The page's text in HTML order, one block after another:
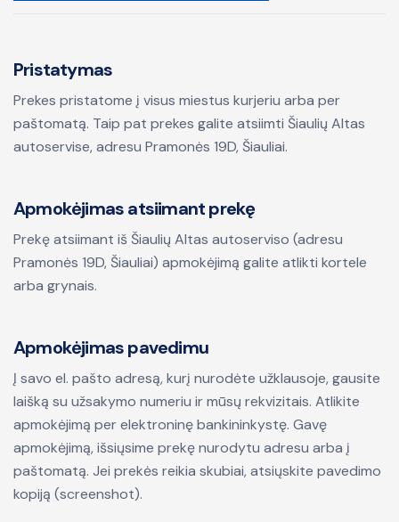
Pristatymas
Prekes pristatome į visus miestus kurjeriu arba per
paštomatą. Taip pat prekes galite atsiimti Šiaulių Altas
autoservise, adresu Pramonės 19D, Šiauliai.
Apmokėjimas atsiimant prekę
Prekę atsiimant iš Šiaulių Altas autoserviso (adresu
Pramonės 19D, Šiauliai) apmokėjimą galite atlikti kortele
arba grynais.
Apmokėjimas pavedimu
Į savo el. pašto adresą, kurį nurodėte užklausoje, gausite
laišką su užsakymo numeriu ir mūsų rekvizitais. Atlikite
apmokėjimą per elektroninę bankininkystę. Gavę
apmokėjimą, išsiųsime prekę nurodytu adresu arba į
paštomatą. Jei prekės reikia skubiai, atsiųskite pavedimo
kopiją (screenshot).